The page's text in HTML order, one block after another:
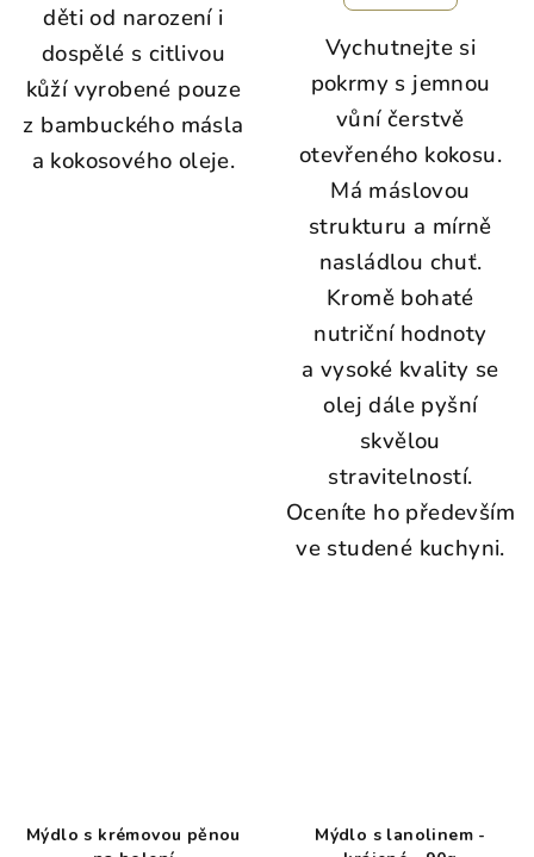
děti od narození i
dospělé s citlivou
kůží vyrobené pouze
z bambuckého másla
a kokosového oleje.
Vychutnejte si
pokrmy s jemnou
vůní čerstvě
otevřeného kokosu.
Má máslovou
strukturu a mírně
nasládlou chuť.
Kromě bohaté
nutriční hodnoty
a vysoké kvality se
olej dále pyšní
skvělou
stravitelností.
Oceníte ho především
ve studené kuchyni.
Mýdlo s krémovou pěnou
Mýdlo s lanolinem -